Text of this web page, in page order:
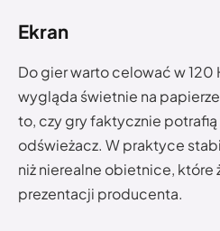
Ekran
Do gier warto celować w 120
wygląda świetnie na
to, czy gry faktycznie
odświeżacz. W praktyce
niż nierealne obietnice, które
prezentacji producenta.